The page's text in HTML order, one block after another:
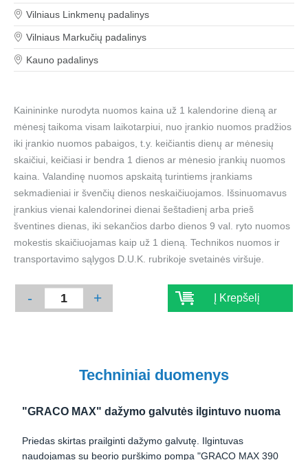
Vilniaus Linkmenų padalinys
Vilniaus Markučių padalinys
Kauno padalinys
Kainininke nurodyta nuomos kaina už 1 kalendorine dieną ar
mėnesį taikoma visam laikotarpiui, nuo įrankio nuomos pradžios
iki įrankio nuomos pabaigos, t.y. keičiantis dienų ar mėnesių
skaičiui, keičiasi ir bendra 1 dienos ar mėnesio įrankių nuomos
kaina. Valandinę nuomos apskaitą turintiems įrankiams
sekmadieniai ir švenčių dienos neskaičiuojamos. Išsinuomavus
įrankius vienai kalendorinei dienai šeštadienį arba prieš
šventines dienas, iki sekančios darbo dienos 9 val. ryto nuomos
mokestis skaičiuojamas kaip už 1 dieną. Technikos nuomos ir
transportavimo sąlygos D.U.K. rubrikoje svetainės viršuje.
- + Į Krepšelį
Techniniai duomenys
"GRACO MAX" dažymo galvutės ilgintuvo nuoma
Priedas skirtas prailginti dažymo galvutę. Ilgintuvas
naudojamas su beorio purškimo pompa "GRACO MAX 390